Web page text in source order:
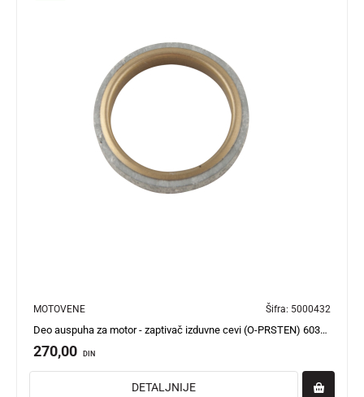
MOTOVENE Šifra: 5000432
Deo auspuha za motor - zaptivač izduvne cevi (O-PRSTEN) 6030-10-00002 Verona LI
270,00 DIN
DETALJNIJE